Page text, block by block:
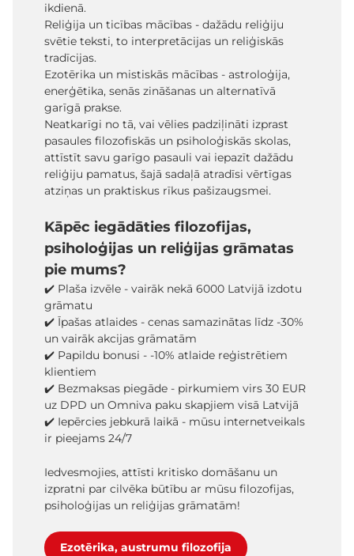
ikdienā.
Reliģija un ticības mācības - dažādu reliģiju
svētie teksti, to interpretācijas un reliģiskās
tradīcijas.
Ezotērika un mistiskās mācības - astroloģija,
enerģētika, senās zināšanas un alternatīvā
garīgā prakse.
Neatkarīgi no tā, vai vēlies padziļināti izprast
pasaules filozofiskās un psiholoģiskās skolas,
attīstīt savu garīgo pasauli vai iepazīt dažādu
reliģiju pamatus, šajā sadaļā atradīsi vērtīgas
atziņas un praktiskus rīkus pašizaugsmei.
Kāpēc iegādāties filozofijas,
psiholoģijas un reliģijas grāmatas
pie mums?
✔️ Plaša izvēle - vairāk nekā 6000 Latvijā izdotu
grāmatu
✔️ Īpašas atlaides - cenas samazinātas līdz -30%
un vairāk akcijas grāmatām
✔️ Papildu bonusi - -10% atlaide reģistrētiem
klientiem
✔️ Bezmaksas piegāde - pirkumiem virs 30 EUR
uz DPD un Omniva paku skapjiem visā Latvijā
✔️ Iepērcies jebkurā laikā - mūsu internetveikals
ir pieejams 24/7
Iedvesmojies, attīsti kritisko domāšanu un
izpratni par cilvēka būtību ar mūsu filozofijas,
psiholoģijas un reliģijas grāmatām!
Ezotērika, austrumu filozofija